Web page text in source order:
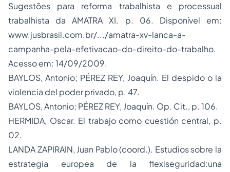
Sugestões para reforma trabalhista e processual
trabalhista da AMATRA XI. p. 06. Disponível em:
www.jusbrasil.com.br/.../amatra-xv-lanca-a-
campanha-pela-efetivacao-do-direito-do-trabalho.
Acesso em: 14/09/2009.
BAYLOS, Antonio; PÉREZ REY, Joaquín. El despido o la
violencia del poder privado, p. 47.
BAYLOS, Antonio; PÉREZ REY, Joaquín. Op. Cit., p. 106.
HERMIDA, Oscar. El trabajo como cuestión central, p.
02.
LANDA ZAPIRAIN, Juan Pablo (coord.). Estudios sobre la
estrategia europea de la flexiseguridad:una